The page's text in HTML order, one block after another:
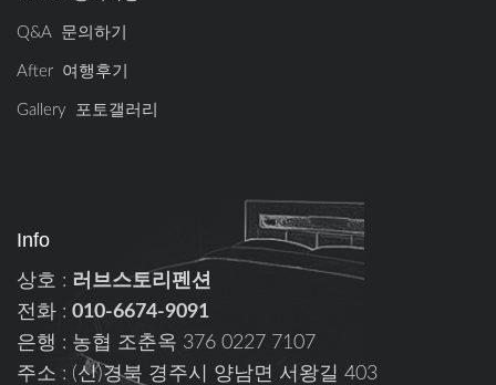
Q&A 문의하기
After 여행후기
Gallery 포토갤러리
Info
상호 : 러브스토리펜션
전화 : 010-6674-9091
은행 : 농협 조춘옥 376 0227 7107
주소 : (신)경북 경주시 양남면 서왕길 403